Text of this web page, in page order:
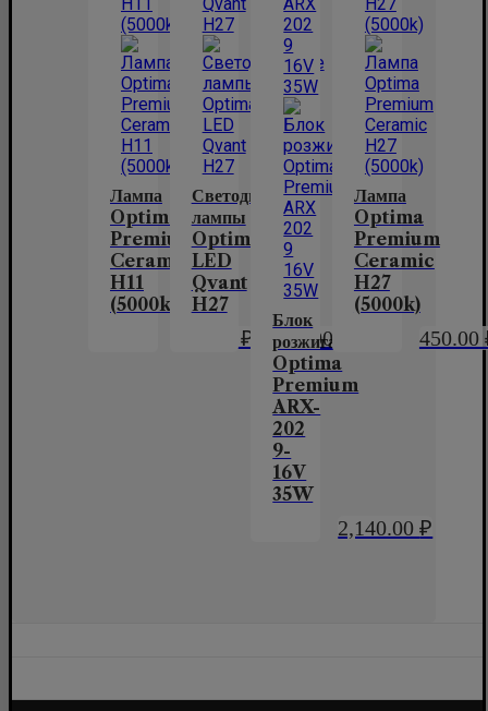
Лампа
Optima
Premium
Ceramic
H11
(5000k)
₽
Светодиодные
лампы
Optima
LED
Qvant
H27
2,900.00
Блок
розжига
Optima
Premium
ARX-
202
9-
16V
35W
2,140.00₽
Лампа
Optima
Premium
Ceramic
H27
(5000k)
450.00